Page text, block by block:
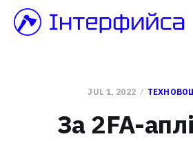
JUL 1, 2022
За 2FA-